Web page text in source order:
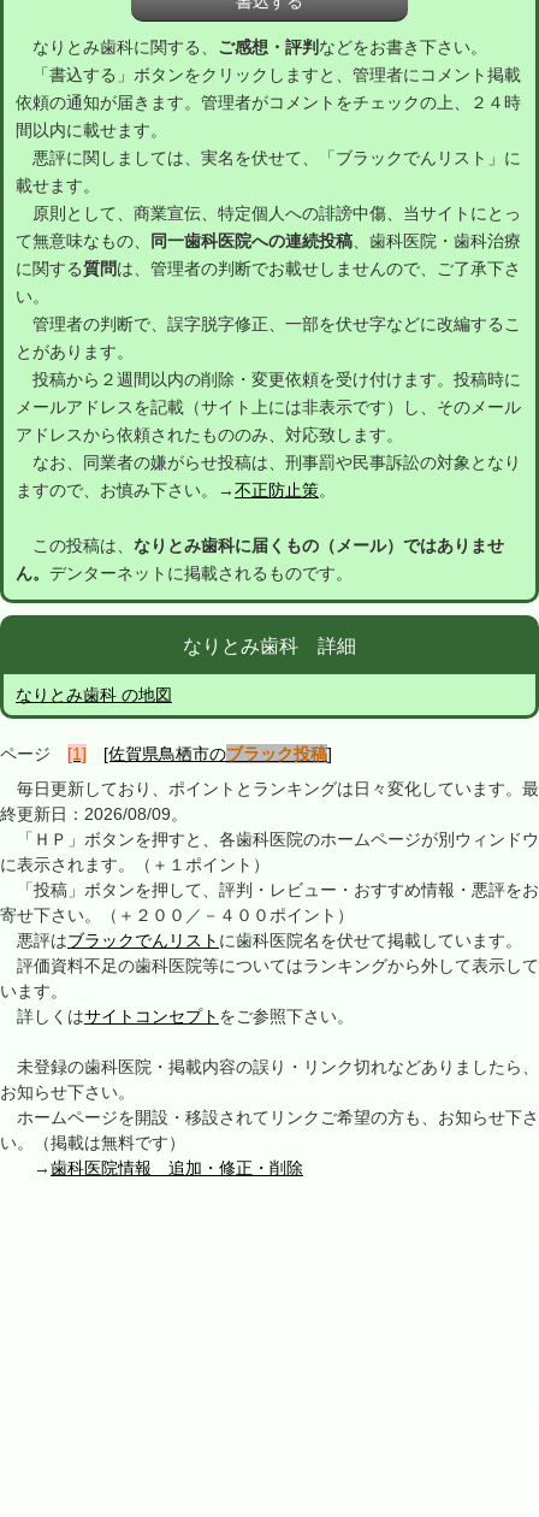
なりとみ歯科に関する、 ご感想・評判 などをお書き下さい。
「書込する」ボタンをクリックしますと、管理者にコメント掲載
依頼の通知が届きます。管理者がコメントをチェックの上、２４時
間以内に載せます。
悪評に関しましては、実名を伏せて、「ブラックでんリスト」に
載せます。
原則として、商業宣伝、特定個人への誹謗中傷、当サイトにとっ
て無意味なもの、
同一歯科医院への連続投稿、歯科医院・歯科治療
に関する質問は、管理者の判断でお載せしませんので、ご了承下さ
い。
管理者の判断で、誤字脱字修正、一部を伏せ字などに改編するこ
とがあります。
投稿から２週間以内の削除・変更依頼を受け付けます。投稿時に
メールアドレスを記載（サイト上には非表示です）し、そのメール
アドレスから依頼されたもののみ、対応致します。
なお、同業者の嫌がらせ投稿は、刑事罰や民事訴訟の対象となり
ますので、お慎み下さい。→不正防止策。
この投稿は、 なりとみ歯科に届くもの（メール）ではありませ
ん。 デンターネットに掲載されるものです。
なりとみ歯科 詳細
なりとみ歯科 の地図
ページ [1] [佐賀県鳥栖市のブラック投稿]
毎日更新しており、ポイントとランキングは日々変化しています。最
終更新日：2026/08/09。
「ＨＰ」ボタンを押すと、各歯科医院のホームページが別ウィンドウ
に表示されます。（＋１ポイント）
「投稿」ボタンを押して、評判・レビュー・おすすめ情報・悪評をお
寄せ下さい。（＋２００／－４００ポイント）
悪評はブラックでんリスト に歯科医院名を伏せて掲載しています。
評価資料不足の歯科医院等についてはランキングから外して表示して
います。
詳しくはサイトコンセプト をご参照下さい。
未登録の歯科医院・掲載内容の誤り・リンク切れなどありましたら、
お知らせ下さい。
ホームページを開設・移設されてリンクご希望の方も、お知らせ下さ
い。（掲載は無料です）
→歯科医院情報 追加・修正・削除